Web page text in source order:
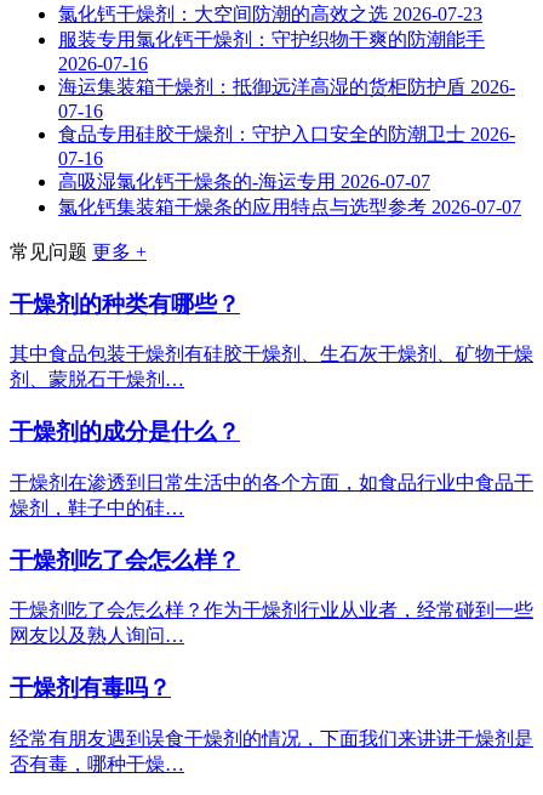
氯化钙干燥剂：大空间防潮的高效之选 2026-07-23
服装专用氯化钙干燥剂：守护织物干爽的防潮能手
2026-07-16
海运集装箱干燥剂：抵御远洋高湿的货柜防护盾 2026-
07-16
食品专用硅胶干燥剂：守护入口安全的防潮卫士 2026-
07-16
高吸湿氯化钙干燥条的-海运专用 2026-07-07
氯化钙集装箱干燥条的应用特点与选型参考 2026-07-07
常见问题 更多 +
干燥剂的种类有哪些？
其中食品包装干燥剂有硅胶干燥剂、生石灰干燥剂、矿物干燥
剂、蒙脱石干燥剂…
干燥剂的成分是什么？
干燥剂在渗透到日常生活中的各个方面，如食品行业中食品干
燥剂，鞋子中的硅…
干燥剂吃了会怎么样？
干燥剂吃了会怎么样？作为干燥剂行业从业者，经常碰到一些
网友以及熟人询问…
干燥剂有毒吗？
经常有朋友遇到误食干燥剂的情况，下面我们来讲讲干燥剂是
否有毒，哪种干燥…